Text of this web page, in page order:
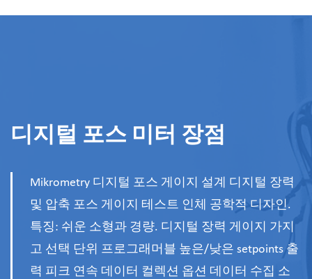
디지털 포스 미터 장점
Mikrometry 디지털 포스 게이지 설계 디지털 장력
및 압축 포스 게이지 테스트 인체 공학적 디자인.
특징: 쉬운 소형과 경량. 디지털 장력 게이지 가지
고 선택 단위 프로그래머블 높은/낮은 setpoints 출
력 피크 연속 데이터 컬렉션 옵션 데이터 수집 소